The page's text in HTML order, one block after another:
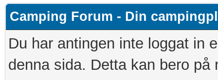
Camping Forum - Din
Du har antingen inte loggat in
denna sida. Detta kan bero